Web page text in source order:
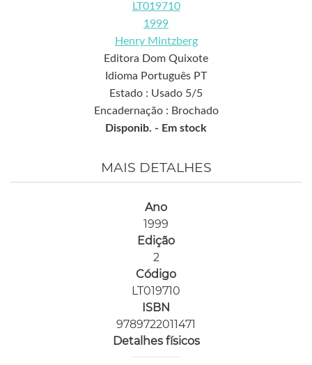
LT019710
1999
Henry Mintzberg
Editora Dom Quixote
Idioma Português PT
Estado : Usado 5/5
Encadernação : Brochado
Disponib. - Em stock
MAIS DETALHES
Ano
1999
Edição
2
Código
LT019710
ISBN
9789722011471
Detalhes físicos